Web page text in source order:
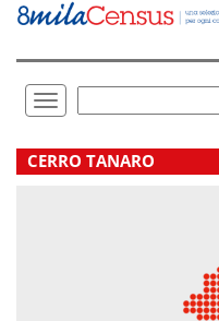
Vai
direttamente
Toggle
navigation
.
CERRO TANARO